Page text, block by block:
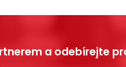
a odebírejte